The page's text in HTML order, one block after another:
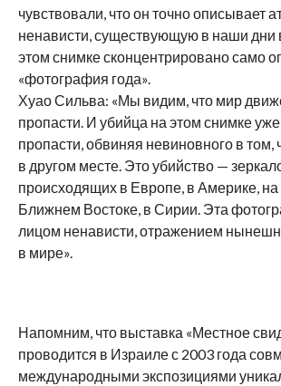
чувствовали, что он точно описывает
ненависти, существующую в наши дни
этом снимке сконцентрировано само
«фотография года».
Хуао Сильва: «Мы видим, что мир
пропасти. И убийца на этом снимке
пропасти, обвиняя невиновного в том,
в другом месте. Это убийство —
происходящих в Европе, в Америке,
Ближнем Востоке, в Сирии. Эта
лицом ненависти, отражением
в мире».
Напомним, что выставка «Местное
проводится в Израиле с 2003 года
международными экспозициями